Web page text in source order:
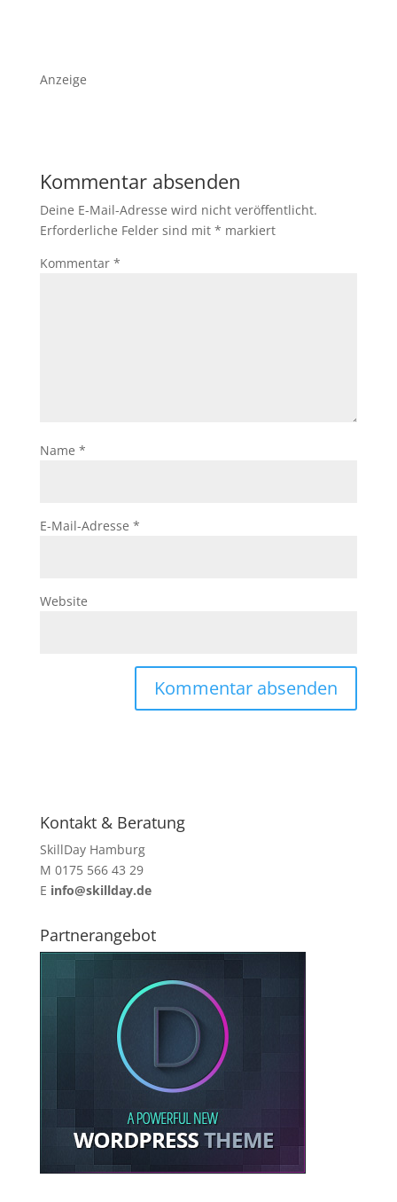
Anzeige
Kommentar absenden
Deine E-Mail-Adresse wird nicht veröffentlicht.
Erforderliche Felder sind mit * markiert
Kommentar *
Name *
E-Mail-Adresse *
Website
Kontakt & Beratung
SkillDay Hamburg
M 0175 566 43 29
E info@skillday.de
Partnerangebot